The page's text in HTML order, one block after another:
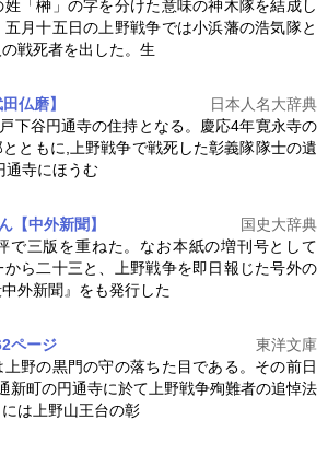
「榊」の字を分けた意味の神木隊を結成し
五月十五日の 上野戦争では小浜藩の浩気隊と
戦死者を出した。生
仏磨】
日本人名大辞典
下谷円通寺の住持となる。慶応4年寛永寺の
ともに,
上野戦争で戦死した彰義隊隊士の遺
通寺にほうむ
【中外新聞】
国史大辞典
で三版を重ねた。なお本紙の増刊号として
ら二十三と、
上野戦争を即日報じた号外の
外新聞』をも発行した
ページ
東洋文庫
野の黒門の守の落ちた目である。その前日
新町の円通寺に於て 上野戦争殉難者の追悼法
は上野山王台の彰